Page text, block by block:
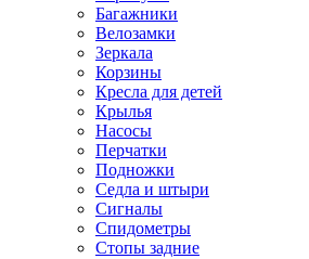
Багажники
Велозамки
Зеркала
Корзины
Кресла для детей
Крылья
Насосы
Перчатки
Подножки
Седла и штыри
Сигналы
Спидометры
Стопы задние